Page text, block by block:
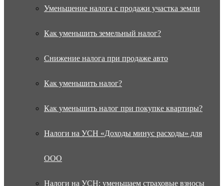
Уменьшение налога с продажи участка земли
Как уменьшить земельный налог?
Снижение налога при продаже авто
Как уменьшить налог?
Как уменьшить налог при покупке квартиры?
Налоги на УСН «Доходы минус расходы» для
ООО
Налоги на УСН: уменьшаем страховые взносы